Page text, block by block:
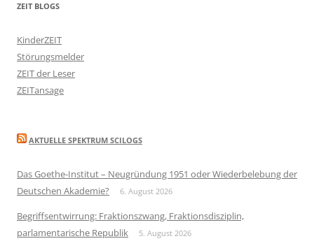
ZEIT BLOGS
KinderZEIT
Störungsmelder
ZEIT der Leser
ZEITansage
AKTUELLE SPEKTRUM SCILOGS
Das Goethe-Institut – Neugründung 1951 oder Wiederbelebung der
Deutschen Akademie?
6. August 2026
Begriffsentwirrung: Fraktionszwang, Fraktionsdisziplin,
parlamentarische Republik
5. August 2026